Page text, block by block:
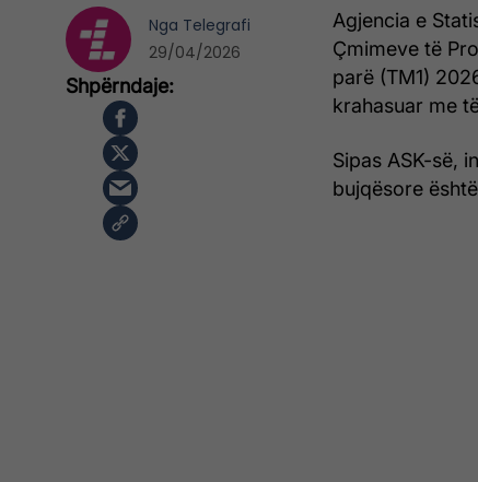
Agjencia e
Çmimeve të
parë (TM1)
krahasuar me
Sipas ASK-së,
bujqësore
Nga Telegrafi
29/04/2026